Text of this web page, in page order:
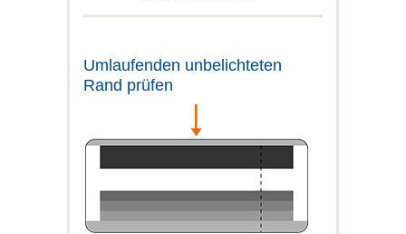
Umlaufenden unbelichteten
Rand prüfen